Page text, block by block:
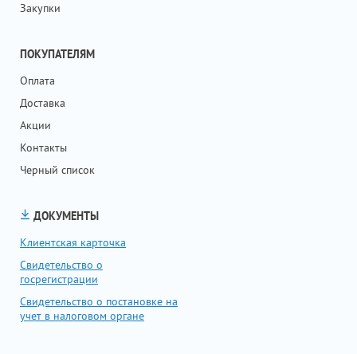
Закупки
ПОКУПАТЕЛЯМ
Оплата
Доставка
Акции
Контакты
Черный список
ДОКУМЕНТЫ
Клиентская карточка
Свидетельство о
госрегистрации
Свидетельство о постановке на
учет в налоговом органе